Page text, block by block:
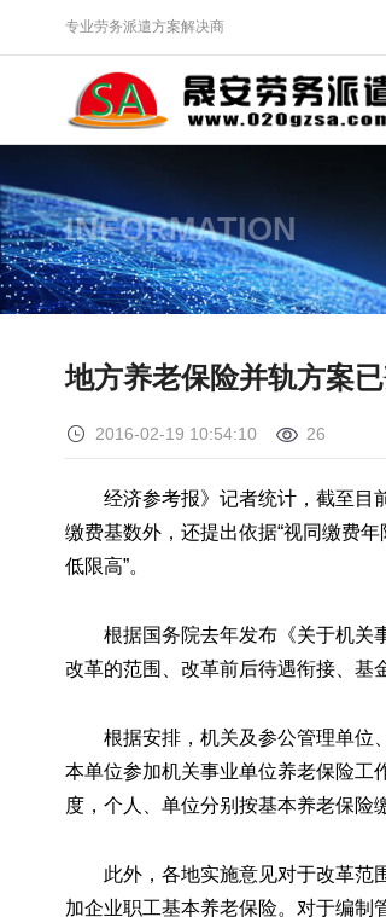
专业劳务派遣方案解决商
INFORMATION
地方养老保险并轨方案
2016-02-19 10:54:10 26
经济参考报》记者统计，截至目
缴费基数外，还提出依据“视同缴费
低限高”。
根据国务院去年发布《关于机关
改革的范围、改革前后待遇衔接、基
根据安排，机关及参公管理单位
本单位参加机关事业单位养老保险工
度，个人、单位分别按基本养老保险
此外，各地实施意见对于改革范
加企业职工基本养老保险。对于编制